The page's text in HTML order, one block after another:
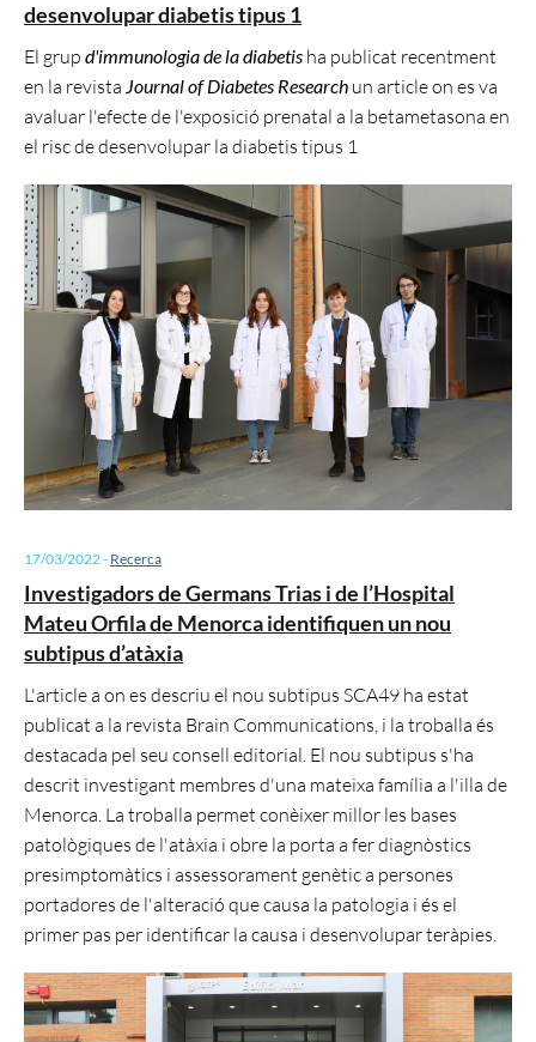
desenvolupar diabetis tipus 1
El grup d'immunologia de la diabetis ha publicat recentment
en la revista Journal of Diabetes Research un article on es va
avaluar l'efecte de l'exposició prenatal a la betametasona en
el risc de desenvolupar la diabetis tipus 1
17/03/2022- Recerca
Investigadors de Germans Trias i de l’Hospital
Mateu Orfila de Menorca identifiquen un nou
subtipus d’atàxia
L'article a on es descriu el nou subtipus SCA49 ha estat
publicat a la revista Brain Communications, i la troballa és
destacada pel seu consell editorial. El nou subtipus s'ha
descrit investigant membres d'una mateixa família a l'illa de
Menorca. La troballa permet conèixer millor les bases
patològiques de l'atàxia i obre la porta a fer diagnòstics
presimptomàtics i assessorament genètic a persones
portadores de l'alteració que causa la patologia i és el
primer pas per identificar la causa i desenvolupar teràpies.